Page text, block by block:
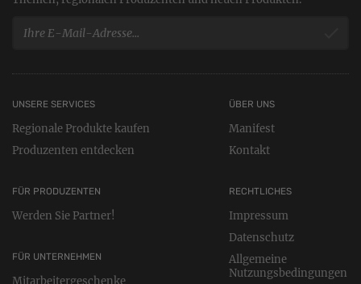
UNSERE SERVICES
Regionale Produkte kaufen
Produzenten entdecken
FÜR PRODUZENTEN
Werden Sie Partner!
FÜR UNTERNEHMEN
Mitarbeitergeschenke
RECHTLICHES
Impressum
Datenschutz
Allgemeine
Nutzungsbedingungen
ÜBER UNS
Manifest
Kontakt